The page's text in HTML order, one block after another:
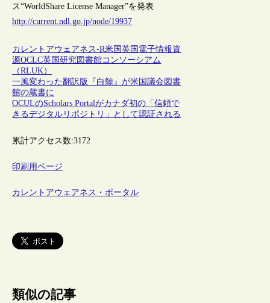
ス“WorldShare License Manager”を発表
http://current.ndl.go.jp/node/19937
カレントアウェアネス-R米国英国 電子情報資
源OCLC英国研究図書館コンソーシアム
（RLUK）
一風変わった翻訳版『白鯨』が米国議会図書
館の蔵書に
OCULのScholars Portalがカナダ初の「信頼で
きるデジタルリポジトリ」として認証される
累計アクセス数:3172
印刷用ページ
カレントアウェアネス・ポータル
類似の記事